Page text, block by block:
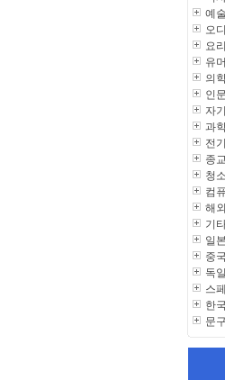
예
오
요리
유머
의
인
자
과
전
종
청
컴
해
기
일
중
독
스
한
문